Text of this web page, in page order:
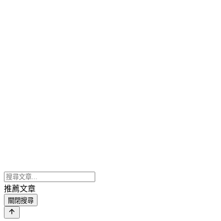
推薦文章
關閉搜尋